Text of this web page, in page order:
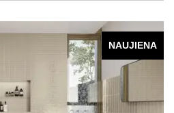
NAUJIENA